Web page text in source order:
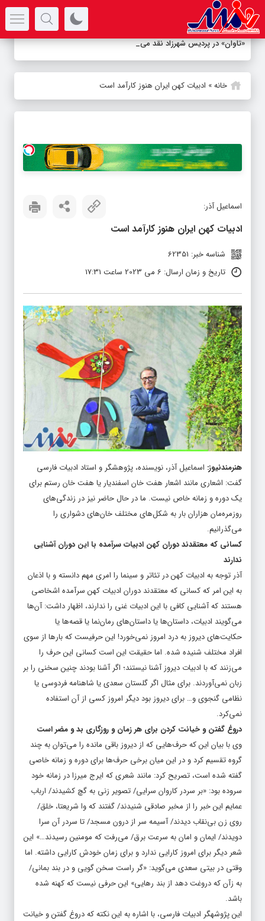
«تاوان» در پردیس شهرزاد نقد می‌شود
خانه» ادبیات کهن ایران هنوز کارآمد است
اسماعیل آذر:
ادبیات کهن ایران هنوز کارآمد است
شناسه خبر: 62351
تاریخ و زمان ارسال: 6 می 2023 ساعت 17:31
هنرمندنیوز: اسماعیل آذر، نویسنده، پژوهشگر و استاد ادبیات فارسی
گفت: اشعاری مانند اشعار هفت خان اسفندیار یا هفت خان رستم برای
یک دوره و زمانه خاص نیست. ما در حال حاضر نیز در زندگی‌های
روزمره‌مان هزاران بار به شکل‌های مختلف خان‌های دشواری را
می‌گذرانیم.
کسانی که معتقدند دوران کهن ادبیات سرآمده با این دوران آشنایی
ندارند
آذر توجه به ادبیات کهن در تئاتر و سینما را امری مهم دانسته و با اذعان
به این امر که کسانی که معتقدند دوران ادبیات کهن سرآمده اشخاصی
هستند که آشنایی کافی با این ادبیات غنی را ندارند، اظهار داشت: آن‌ها
می‌گویند ادبیات، داستان‌ها یا داستان‌های رمان‌نما یا قصه‌ها یا
حکایت‌های دیروز به درد امروز نمی‌خورد! این حرفیست که بار‌ها از سوی
افراد مختلف شنیده شده. اما حقیقت این است کسانی این حرف را
می‌زنند که با ادبیات دیروز آشنا نیستند؛ اگر آشنا بودند چنین سخنی را بر
زبان نمی‌آوردند. برای مثال اگر گلستان سعدی یا شاهنامه فردوسی یا
نظامی گنجوی و… برای دیروز بود دیگر امروز کسی از آن استفاده
نمی‌کرد.
دروغ گفتن و خیانت کردن برای هر زمان و روزگاری بد و مضر است
وی با بیان این که حرف‌هایی که از دیروز باقی مانده را می‌توان به چند
گروه تقسیم کرد و در این میان برخی حرف‌ها برای دوره و زمانه خاصی
گفته شده است، تصریح کرد: مانند شعری که ایرج میرزا در زمانه خود
سروده بود: «بر سردر کاروان سرایی/ تصویر زنی به گچ کشیدند/ ارباب
عمایم این خبر را از مخبر صادقی شنیدند/ گفتند که وا شریعتا، خلق/
روی زن بی‌نقاب دیدند/ آسیمه سر از درون مسجد/ تا سردر آن سرا
دویدند/ ایمان و امان به سرعت برق/ می‌رفت که مومنین رسیدند…» این
شعر دیگر برای امروز کارایی ندارد و برای زمان خودش کارایی داشته. اما
وقتی در بیتی سعدی می‌گوید: «گر راست سخن گویی و در بند بمانی/
به زآن که دروغت دهد از بند رهایی» این حرفی نیست که کهنه شده
باشد.
این پژوشهگر ادبیات فارسی، با اشاره به این نکته که دروغ گفتن و خیانت